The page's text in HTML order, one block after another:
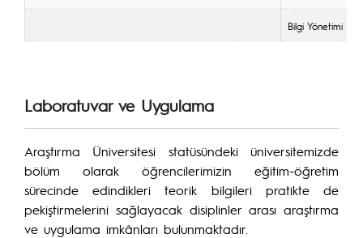
Bilgi Yönetimi
Laboratuvar ve Uygulama
Araştırma Üniversitesi statüsündeki üniversitemizde
bölüm olarak öğrencilerimizin eğitim-öğretim
sürecinde edindikleri teorik bilgileri pratikte de
pekiştirmelerini sağlayacak disiplinler arası araştırma
ve uygulama imkânları bulunmaktadır.